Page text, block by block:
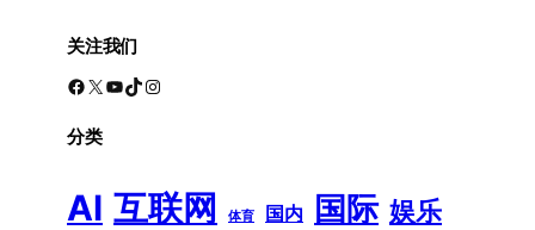
关注我们
Facebook X YouTube TikTok Instagram
分类
AI 互联网 体育 国内 国际 娱乐